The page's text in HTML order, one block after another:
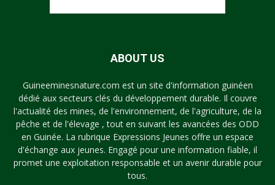
ABOUT US
Guineeminesnature.com est un site d'information guinéen
dédié aux secteurs clés du développement durable. Il couvre
l'actualité des mines, de l'environnement, de l'agriculture, de la
pêche et de l'élevage , tout en suivant les avancées des ODD
en Guinée. La rubrique Expressions Jeunes offre un espace
d'échange aux jeunes. Engagé pour une information fiable, il
promet une exploitation responsable et un avenir durable pour
tous.